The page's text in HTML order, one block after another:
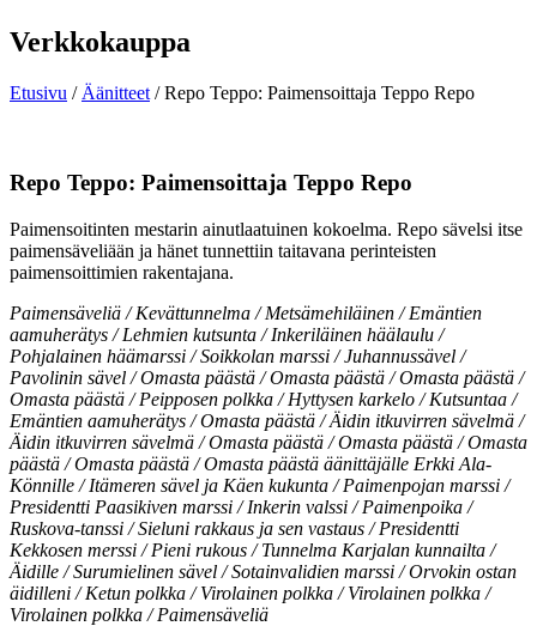
Verkkokauppa
Etusivu / Äänitteet / Repo Teppo: Paimensoittaja Teppo Repo
Repo Teppo: Paimensoittaja Teppo Repo
Paimensoitinten mestarin ainutlaatuinen kokoelma. Repo sävelsi itse
paimensäveliään ja hänet tunnettiin taitavana perinteisten
paimensoittimien rakentajana.
Paimensäveliä / Kevättunnelma / Metsämehiläinen / Emäntien
aamuherätys / Lehmien kutsunta / Inkeriläinen häälaulu /
Pohjalainen häämarssi / Soikkolan marssi / Juhannussävel /
Pavolinin sävel / Omasta päästä / Omasta päästä / Omasta päästä /
Omasta päästä / Peipposen polkka / Hyttysen karkelo / Kutsuntaa /
Emäntien aamuherätys / Omasta päästä / Äidin itkuvirren sävelmä /
Äidin itkuvirren sävelmä / Omasta päästä / Omasta päästä / Omasta
päästä / Omasta päästä / Omasta päästä äänittäjälle Erkki Ala-
Könnille / Itämeren sävel ja Käen kukunta / Paimenpojan marssi /
Presidentti Paasikiven marssi / Inkerin valssi / Paimenpoika /
Ruskova-tanssi / Sieluni rakkaus ja sen vastaus / Presidentti
Kekkosen merssi / Pieni rukous / Tunnelma Karjalan kunnailta /
Äidille / Surumielinen sävel / Sotainvalidien marssi / Orvokin ostan
äidilleni / Ketun polkka / Virolainen polkka / Virolainen polkka /
Virolainen polkka / Paimensäveliä